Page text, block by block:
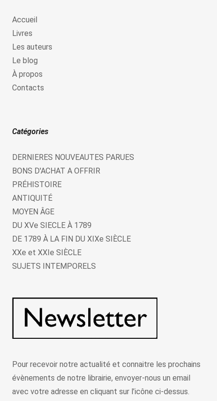
Accueil
Livres
Les auteurs
Le blog
À propos
Contacts
Catégories
DERNIERES NOUVEAUTES PARUES
BONS D'ACHAT A OFFRIR
PRÉHISTOIRE
ANTIQUITÉ
MOYEN ÂGE
DU XVe SIECLE À 1789
DE 1789 À LA FIN DU XIXe SIÈCLE
XXe et XXIe SIÈCLE
SUJETS INTEMPORELS
Pour recevoir notre actualité et connaitre les prochains
évènements de notre librairie, envoyer-nous un email
avec votre adresse en cliquant sur l’icône ci-dessus.